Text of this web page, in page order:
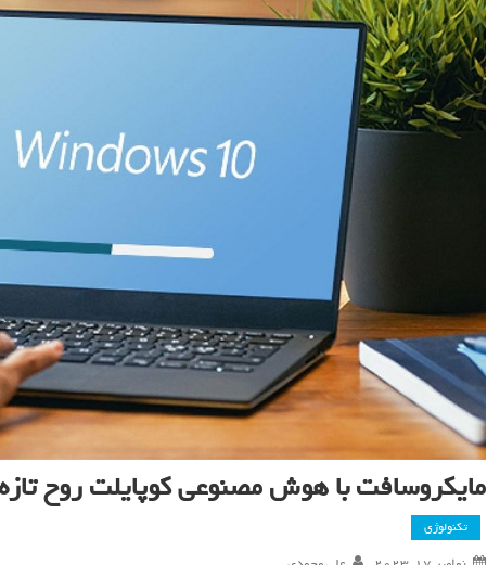
مایکروسافت با هوش مصنوعی کوپایلت روح تازه‌ای در
تکنولوژی